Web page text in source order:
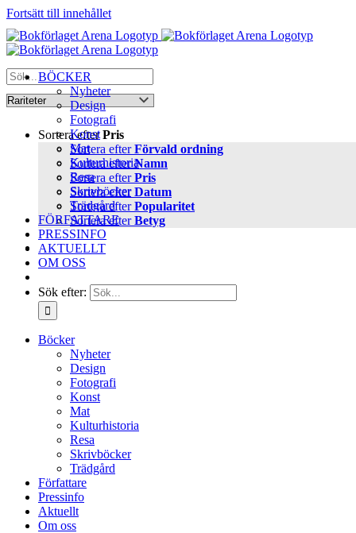
Fortsätt till innehållet
BÖCKER
Nyheter
Design
Fotografi
Konst
Mat
Kulturhistoria
Resa
Skrivböcker
Trädgård
FÖRFATTARE
PRESSINFO
AKTUELLT
OM OSS
Sök efter:
Böcker
Nyheter
Design
Fotografi
Konst
Mat
Kulturhistoria
Resa
Skrivböcker
Trädgård
Författare
Pressinfo
Aktuellt
Om oss
Sortera efterPris
Sortera efterFörvald ordning
Sortera efterNamn
Sortera efterPris
Sortera efterDatum
Sortera efterPopularitet
Sortera efterBetyg